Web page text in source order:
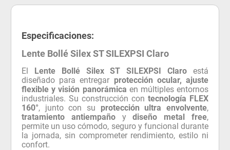
Especificaciones:
Lente Bollé Silex ST SILEXPSI Claro
El Lente Bollé Silex ST SILEXPSI Claroestá
diseñado para entregar protección ocular, ajuste
flexible y visión panorámica en múltiples entornos
industriales. Su construcción con tecnología FLEX
160°, junto con su protección ultra envolvente,
tratamiento antiempaño ydiseño metal free,
permite un uso cómodo, seguro y funcional durante
la jornada, sin comprometer rendimiento, estilo ni
confort.